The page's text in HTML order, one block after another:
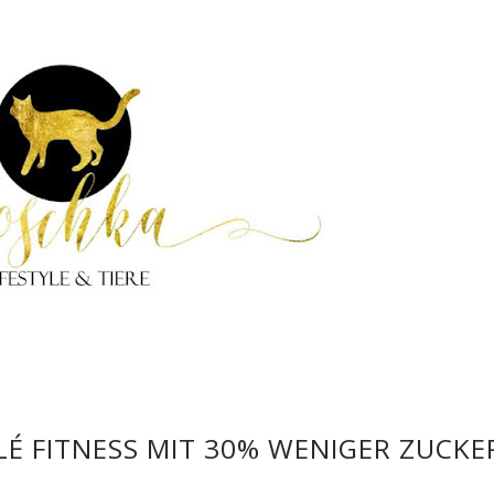
FITNESS MIT 30% WENIGER